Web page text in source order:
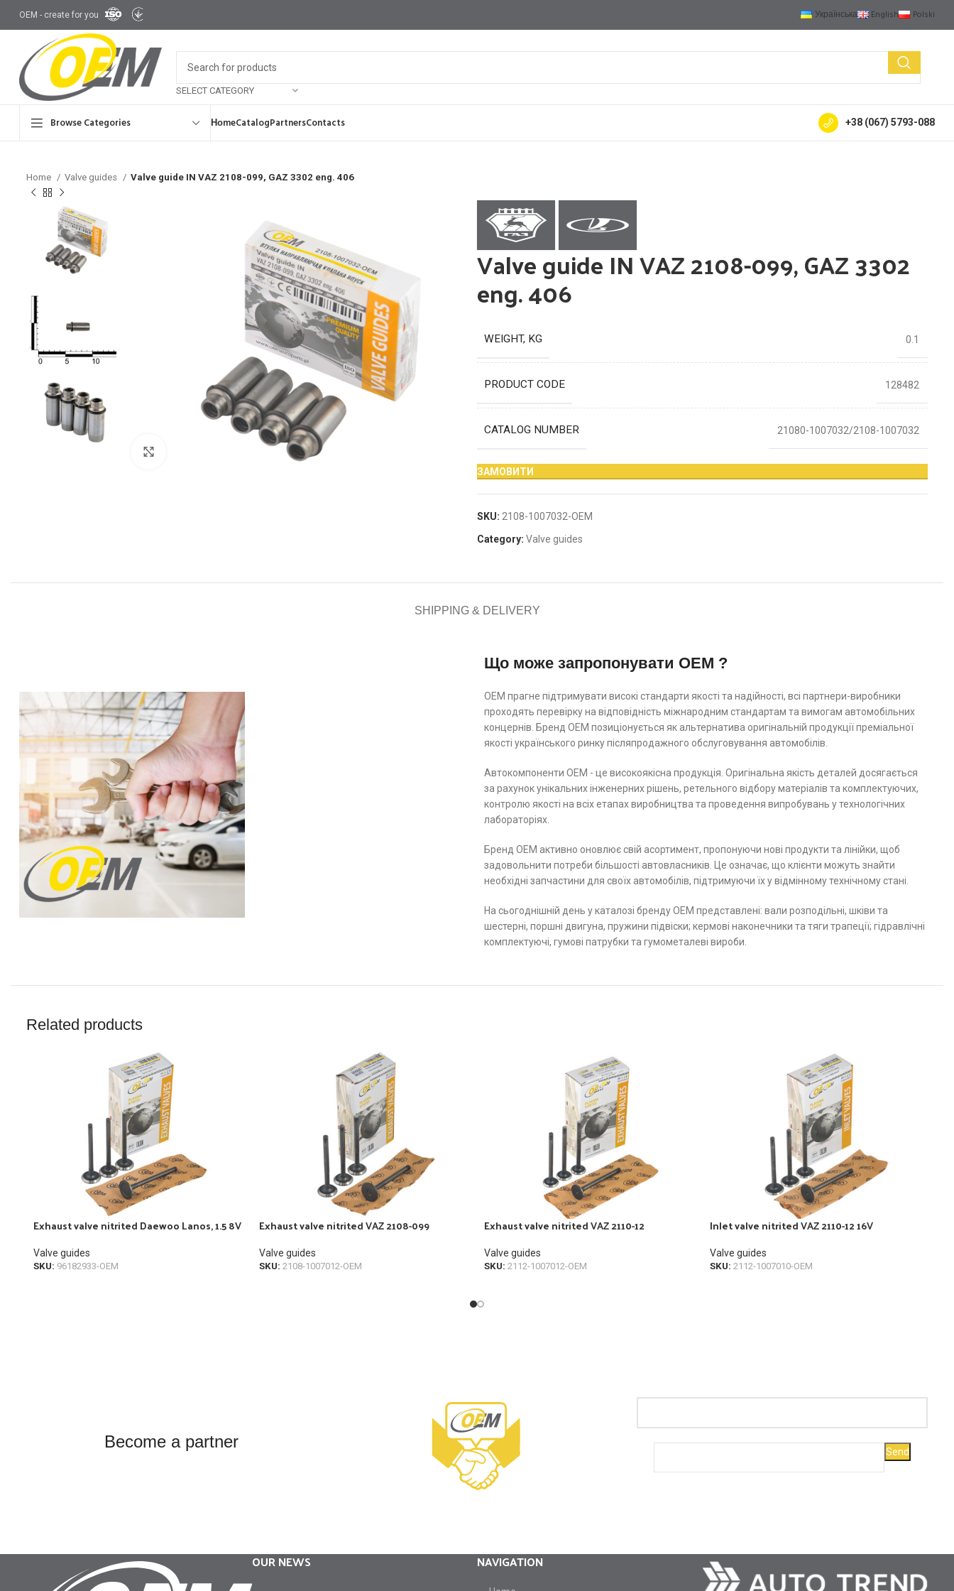
OEM - create for you Українська English Polski
SELECT CATEGORY
Browse Categories
Brake disks and drums
НоmeCatalogPartnersContacts +38 (067) 5793-088
Home Valve guides Valve guide IN VAZ 2108-099, GAZ 3302 eng. 406
Valve guide IN VAZ 2108-099, GAZ 3302
eng. 406
WEIGHT, KG 0.1
PRODUCT CODE 128482
CATALOG NUMBER 21080-1007032/2108-1007032
ЗАМОВИТИ
SKU: 2108-1007032-OEM
Category: Valve guides
SHIPPING & DELIVERY
Що може запропонувати OEM ?
ОЕМ прагне підтримувати високі стандарти якості та надійності, всі партнери-виробники
проходять перевірку на відповідність міжнародним стандартам та вимогам автомобільних
концернів. Бренд ОЕМ позиціонується як альтернатива оригінальній продукції преміальної
якості українського ринку післяпродажного обслуговування автомобілів.
Автокомпоненти ОЕМ - це високоякісна продукція. Оригінальна якість деталей досягається
за рахунок унікальних інженерних рішень, ретельного відбору матеріалів та комплектуючих,
контролю якості на всіх етапах виробництва та проведення випробувань у технологічних
лабораторіях.
Бренд ОЕМ активно оновлює свій асортимент, пропонуючи нові продукти та лінійки, щоб
задовольнити потреби більшості автовласників. Це означає, що клієнти можуть знайти
необхідні запчастини для своїх автомобілів, підтримуючи їх у відмінному технічному стані.
На сьогоднішній день у каталозі бренду ОЕМ представлені: вали розподільні, шківи та
шестерні, поршні двигуна, пружини підвіски; кермові наконечники та тяги трапеції; гідравлічні
комплектуючі, гумові патрубки та гумометалеві вироби.
Related products
Exhaust valve nitrited Daewoo Lanos, 1.5 8V
Valve guides
SKU: 96182933-OEM
Exhaust valve nitrited VAZ 2108-099
Valve guides
SKU: 2108-1007012-OEM
Exhaust valve nitrited VAZ 2110-12
Valve guides
SKU: 2112-1007012-OEM
Inlet valve nitrited VAZ 2110-12 16V
Valve guides
SKU: 2112-1007010-OEM
Become a partner
OUR NEWS NAVIGATION